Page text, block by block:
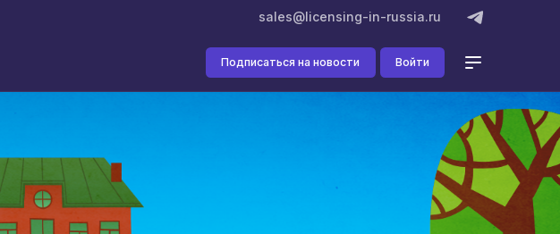
sales@licensing-in-russia.ru
Подписаться на новости Войти